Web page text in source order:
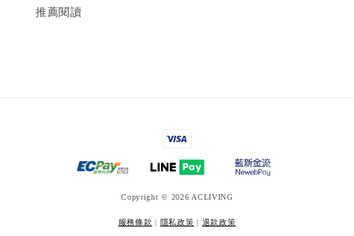
推薦閱讀
Copyright © 2026 ACLIVING
服務條款 | 隱私政策 | 退款政策